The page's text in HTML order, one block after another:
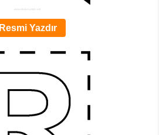
Resmi Yazdır